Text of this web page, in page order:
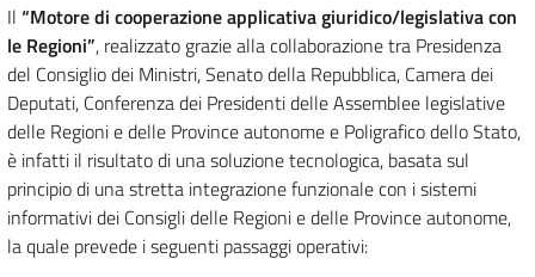
Il “Motore di cooperazione applicativa giuridico/legislativa con
le Regioni”, realizzato grazie alla collaborazione tra Presidenza
del Consiglio dei Ministri, Senato della Repubblica, Camera dei
Deputati, Conferenza dei Presidenti delle Assemblee legislative
delle Regioni e delle Province autonome e Poligrafico dello Stato,
è infatti il risultato di una soluzione tecnologica, basata sul
principio di una stretta integrazione funzionale con i sistemi
informativi dei Consigli delle Regioni e delle Province autonome,
la quale prevede i seguenti passaggi operativi: